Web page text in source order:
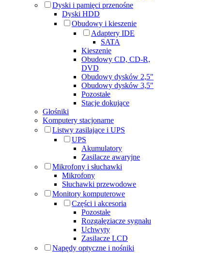
Dyski i pamięci przenośne
Dyski HDD
Obudowy i kieszenie
Adaptery IDE
SATA
Kieszenie
Obudowy CD, CD-R,
DVD
Obudowy dysków 2,5"
Obudowy dysków 3,5"
Pozostałe
Stacje dokujące
Głośniki
Komputery stacjonarne
Listwy zasilające i UPS
UPS
Akumulatory
Zasilacze awaryjne
Mikrofony i słuchawki
Mikrofony
Słuchawki przewodowe
Monitory komputerowe
Części i akcesoria
Pozostałe
Rozgałęziacze sygnału
Uchwyty
Zasilacze LCD
Napędy optyczne i nośniki